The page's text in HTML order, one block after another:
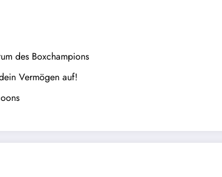
des Boxchampions
Vermögen auf!